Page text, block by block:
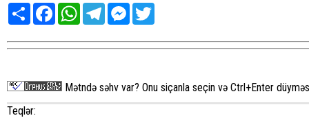
Share FacebookWhatsAppTelegramMessenger
Mətndə səhv var? Onu siçanla seçin və Ctrl+Enter
Teqlər: